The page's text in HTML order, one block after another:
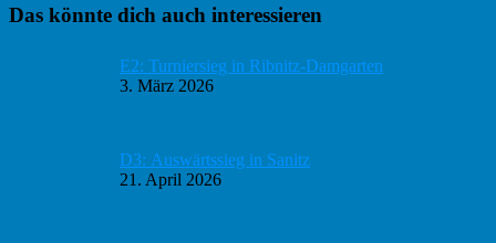
Haupt-
Das könnte dich auch interessieren
E2: Turniersieg in Ribnitz-Damgarten
3. März 2026
D3: Auswärtssieg in Sanitz
21. April 2026